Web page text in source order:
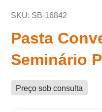
SKU: SB-16842
Pasta
Seminário
Preço sob consulta